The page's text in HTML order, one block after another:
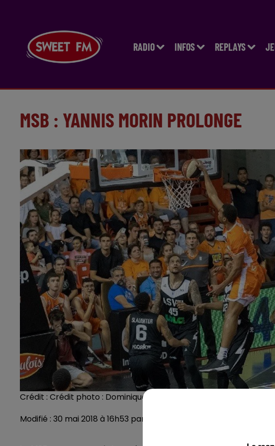
RADIO INFOS REPLAYS
MSB : YANNIS MORIN PROLONGE
Crédit : Crédit photo : Dominique Breugnot - MSB
Modifié : 30 mai 2018 à 16h53 par Emilien Borderie